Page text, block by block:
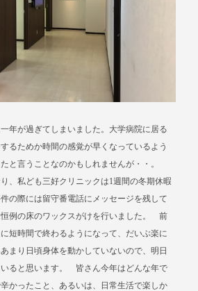
年が過ぎてしまいました。大学病院に居る
るためか時間の感覚が早くなっているよう
と言うことなのかもしれませんが・・。
、私ども三好クリニックは1週間の冬期休暇
の際には留守番電話にメッセージを残して
例の床のワックスがけを行いました。 前
短時間で終わるようになって、だいぶ楽に
まり日頃身体を動かしていないので、明日
ると思います。 皆さん今年はどんな年で
かったこと、あるいは、日常生活で楽しか